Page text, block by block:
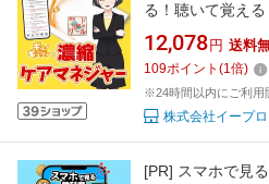
る！聴いて覚え
キスト付き）＋
マネジャー・介
点 記憶 スキマ時
12,078 円 送料
109ポイント (1倍)
※24時間以内にご利用
株式会社イープロ
[PR] スマホで見